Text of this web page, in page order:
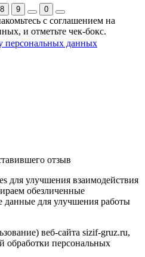
8 9 0
с соглашением на
и отметьте чек-бокс.
персональных данных
для улучшения взаимодействия
обезличенные
данные для улучшения работы
веб-сайта sizif-gruz.ru,
обработки персональных